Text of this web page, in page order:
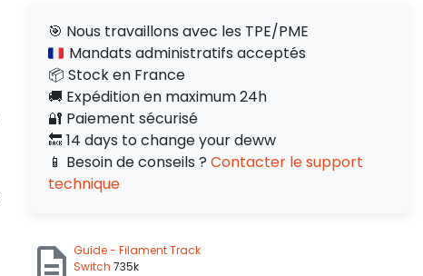
🎯 Nous travaillons avec les TPE/PME
Mandats administratifs acceptés
📦 Stock en France
🚚 Expédition en maximum 24h
🔐 Paiement sécurisé
🔙 14 days to change your deww
📱 Besoin de conseils ? Contacter le support
technique
Guide - Filament Track
Switch 735k